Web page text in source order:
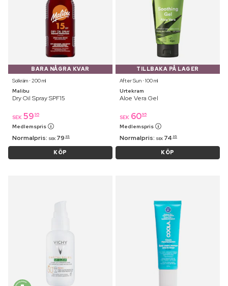
BARA NÅGRA KVAR
Solkräm ⋅ 200 ml
Malibu
Dry Oil Spray SPF15
SEK 59 95
Medlemspris
Normalpris: SEK 79 95
KÖP
TILLBAKA PÅ LAGER
After Sun ⋅ 100 ml
Urtekram
Aloe Vera Gel
SEK 6095
Medlemspris
Normalpris: SEK 74 95
KÖP